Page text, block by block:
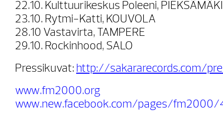
22.10. Kulttuurikeskus Poleeni, PIEKSÄMÄKI
23.10. Rytmi-Katti, KOUVOLA
28.10 Vastavirta, TAMPERE
29.10. Rockinhood, SALO
Pressikuvat: http://sakararecords.com/
www.fm2000.org
www.new.facebook.com/pages/